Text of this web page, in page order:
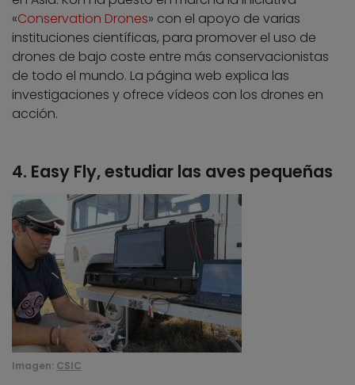
«Conservation Drones» con el apoyo de varias
instituciones científicas, para promover el uso de
drones de bajo coste entre más conservacionistas
de todo el mundo. La página web explica las
investigaciones y ofrece vídeos con los drones en
acción.
4. Easy Fly, estudiar las aves pequeñas
Imagen: CSIC